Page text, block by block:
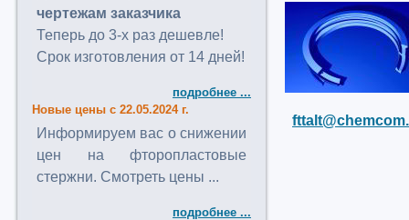
чертежам заказчика
Теперь до 3-х раз дешевле!
Срок изготовления от 14 дней!
подробнее ...
Новые цены с 22.05.2024 г.
Информируем вас о снижении
цен на фторопластовые
стержни. Смотреть цены ...
подробнее ...